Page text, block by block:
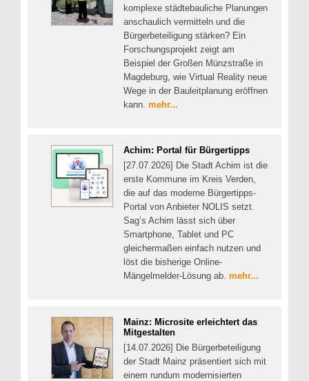
komplexe städtebauliche Planungen
anschaulich vermitteln und die
Bürgerbeteiligung stärken? Ein
Forschungsprojekt zeigt am
Beispiel der Großen Münzstraße in
Magdeburg, wie Virtual Reality neue
Wege in der Bauleitplanung eröffnen
kann. mehr...
Achim: Portal für Bürgertipps
[27.07.2026] Die Stadt Achim ist die
erste Kommune im Kreis Verden,
die auf das moderne Bürgertipps-
Portal von Anbieter NOLIS setzt.
Sag’s Achim lässt sich über
Smartphone, Tablet und PC
gleichermaßen einfach nutzen und
löst die bisherige Online-
Mängelmelder-Lösung ab. mehr...
Mainz: Microsite erleichtert das
Mitgestalten
[14.07.2026] Die Bürgerbeteiligung
der Stadt Mainz präsentiert sich mit
einem rundum modernisierten